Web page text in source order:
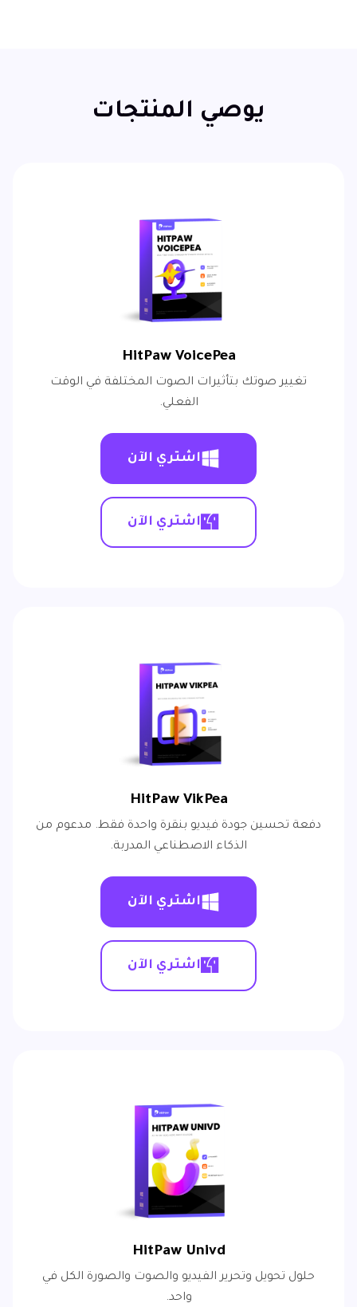
يوصي المنتجات
HitPaw VoicePea
تغيير صوتك بتأثيرات الصوت المختلفة في الوقت
الفعلي.
اشتري الآن
اشتري الآن
HitPaw VikPea
دفعة تحسين جودة فيديو بنقرة واحدة فقط. مدعوم من
الذكاء الاصطناعي المدربة.
اشتري الآن
اشتري الآن
HitPaw Univd
حلول تحويل وتحرير الفيديو والصوت والصورة الكل في
واحد.